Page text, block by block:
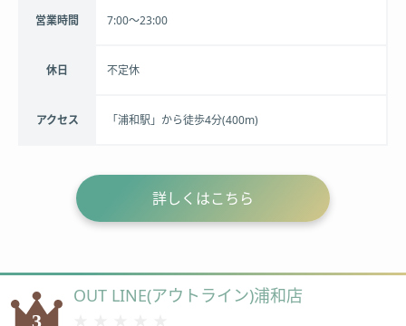
営業時間 7:00～23:00
休日 不定休
アクセス 「浦和駅」から徒歩4分(400m)
詳しくはこちら
OUT LINE(アウトライン)浦和店